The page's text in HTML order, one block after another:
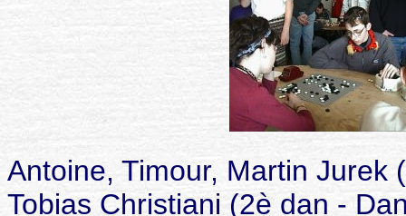
Antoine, Timour, Martin Jurek
Tobias Christiani (2è dan -